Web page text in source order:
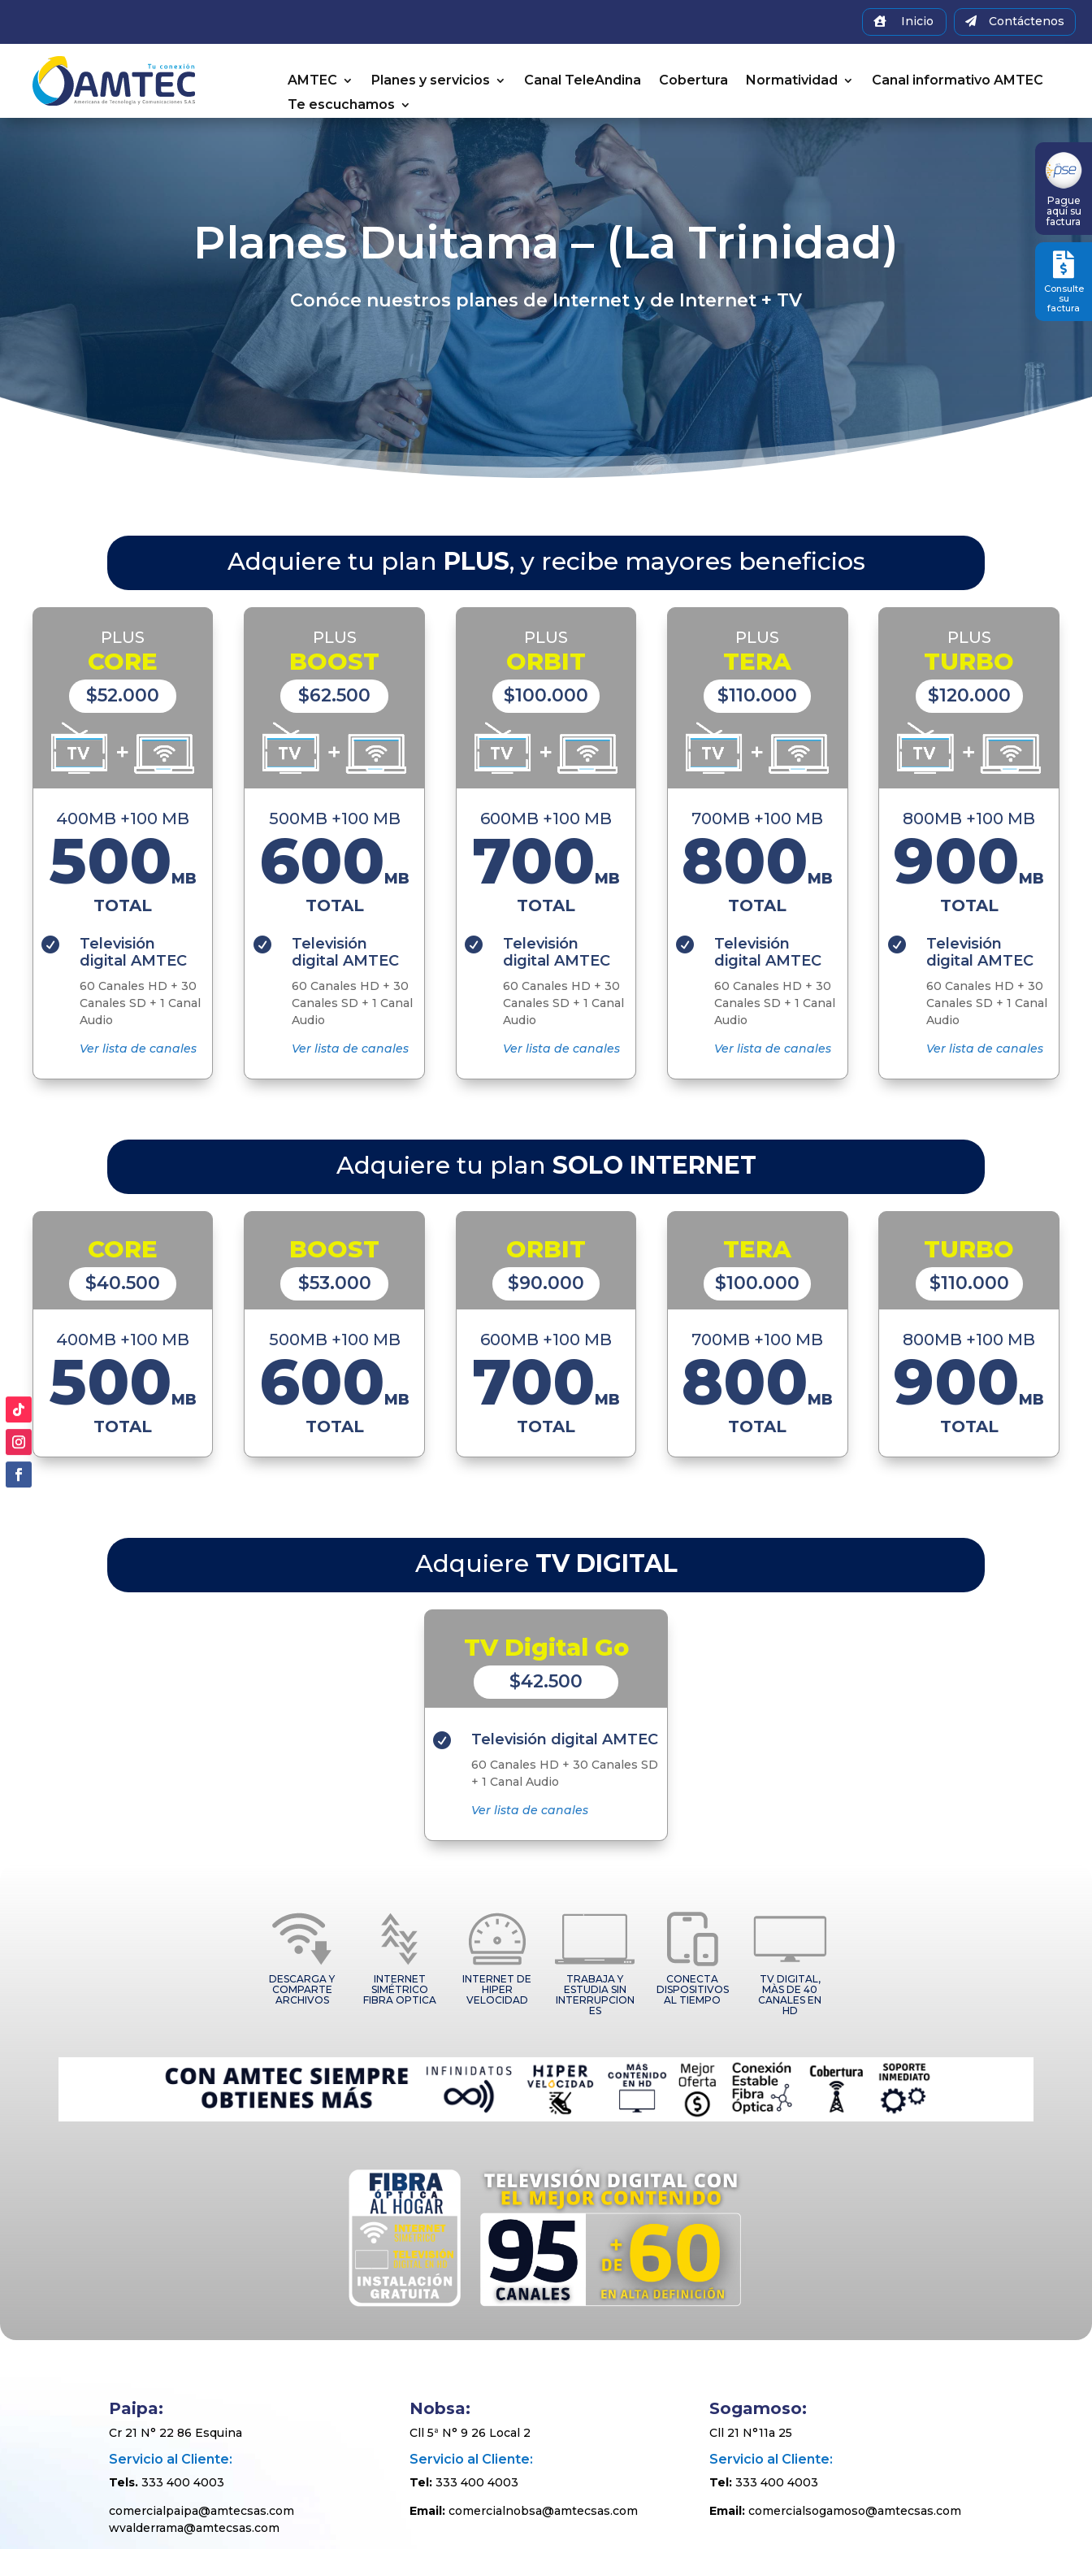
 Inicio  Contáctenos
AMTEC Planes y servicios Canal TeleAndina Cobertura Normatividad
Canal informativo AMTEC
Te escuchamos
Pague
aquí su
factura

Consulte
su
factura
Planes Duitama – (La Trinidad)
Conóce nuestros planes de Internet y de Internet + TV
Adquiere tu plan PLUS, y recibe mayores beneficios
PLUS
CORE
$52.000
400MB +100 MB
500MB
TOTAL

Televisión
digital AMTEC
60 Canales HD + 30
Canales SD + 1 Canal
Audio
Ver lista de canales
PLUS
BOOST
$62.500
500MB +100 MB
600MB
TOTAL

Televisión
digital AMTEC
60 Canales HD + 30
Canales SD + 1 Canal
Audio
Ver lista de canales
PLUS
ORBIT
$100.000
600MB +100 MB
700MB
TOTAL

Televisión
digital AMTEC
60 Canales HD + 30
Canales SD + 1 Canal
Audio
Ver lista de canales
PLUS
TERA
$110.000
700MB +100 MB
800MB
TOTAL

Televisión
digital AMTEC
60 Canales HD + 30
Canales SD + 1 Canal
Audio
Ver lista de canales
PLUS
TURBO
$120.000
800MB +100 MB
900MB
TOTAL

Televisión
digital AMTEC
60 Canales HD + 30
Canales SD + 1 Canal
Audio
Ver lista de canales
Adquiere tu plan SOLO INTERNET
CORE
$40.500
400MB +100 MB
500MB
TOTAL
BOOST
$53.000
500MB +100 MB
600MB
TOTAL
ORBIT
$90.000
600MB +100 MB
700MB
TOTAL
TERA
$100.000
700MB +100 MB
800MB
TOTAL
TURBO
$110.000
800MB +100 MB
900MB
TOTAL
Adquiere TV DIGITAL
TV Digital Go
$42.500
 Televisión digital AMTEC
60 Canales HD + 30 Canales SD
+ 1 Canal Audio
Ver lista de canales
DESCARGA Y
COMPARTE
ARCHIVOS
INTERNET
SIMÉTRICO
FIBRA OPTICA
INTERNET DE
HIPER
VELOCIDAD
TRABAJA Y
ESTUDIA SIN
INTERRUPCION
ES
CONECTA
DISPOSITIVOS
AL TIEMPO
TV DIGITAL,
MÀS DE 40
CANALES EN
HD
Paipa:
Cr 21 N° 22 86 Esquina
Servicio al Cliente:
Tels. 333 400 4003
comercialpaipa@amtecsas.com
wvalderrama@amtecsas.com
Nobsa:
Cll 5ª N° 9 26 Local 2
Servicio al Cliente:
Tel:333 400 4003
Email:comercialnobsa@amtecsas.com
Sogamoso:
Cll 21 N°11a 25
Servicio al Cliente:
Tel:333 400 4003
Email:comercialsogamoso@amtecsas.com